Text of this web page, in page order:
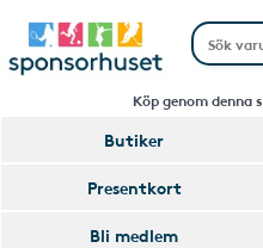
Köp genom
Butiker
Presentkort
Bli medlem